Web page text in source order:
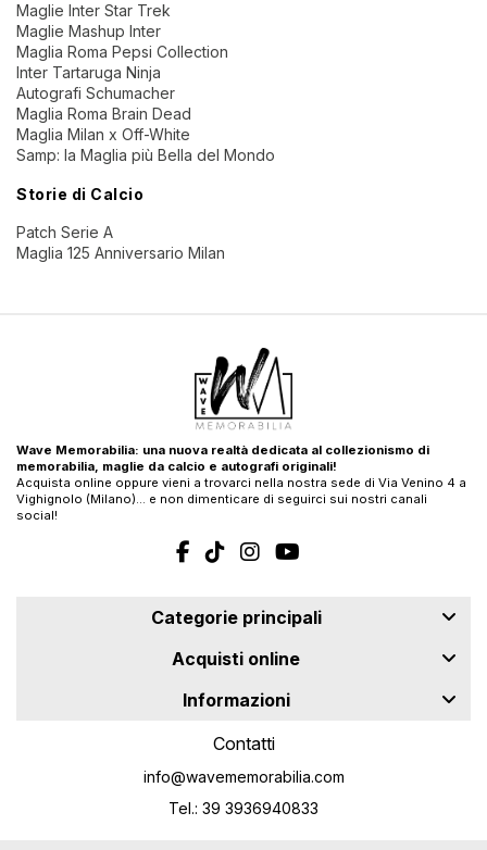
Maglie Inter Star Trek
Maglie Mashup Inter
Maglia Roma Pepsi Collection
Inter Tartaruga Ninja
Autografi Schumacher
Maglia Roma Brain Dead
Maglia Milan x Off-White
Samp: la Maglia più Bella del Mondo
Storie di Calcio
Patch Serie A
Maglia 125 Anniversario Milan
Wave Memorabilia: una nuova realtà dedicata al collezionismo di
memorabilia, maglie da calcio e autografi originali!
Acquista online oppure vieni a trovarci nella nostra sede di Via Venino 4 a
Vighignolo (Milano)… e non dimenticare di seguirci sui nostri canali
social!
Categorie principali
Acquisti online
Informazioni
Contatti
info@wavememorabilia.com
Tel.: 39 3936940833